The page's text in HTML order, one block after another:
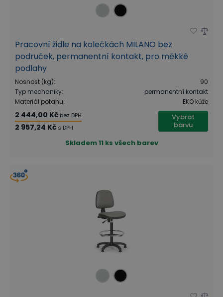
Pracovní židle na kolečkách MILANO bez
područek, permanentní kontakt, pro měkké
podlahy
Nosnost (kg):
90
Typ mechaniky:
permanentní kontakt
Materiál potahu: EKO kůže
2 444,00 Kč bez DPH
2 957,24 Kč s DPH
Vybrat
barvu
Skladem11 ks všech barev